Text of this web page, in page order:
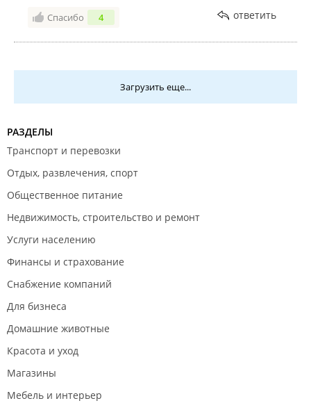
Спасибо 4 ответить
Загрузить еще...
РАЗДЕЛЫ
Транспорт и перевозки
Отдых, развлечения, спорт
Общественное питание
Недвижимость, строительство и ремонт
Услуги населению
Финансы и страхование
Снабжение компаний
Для бизнеса
Домашние животные
Красота и уход
Магазины
Мебель и интерьер